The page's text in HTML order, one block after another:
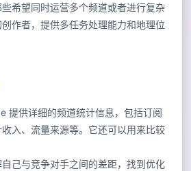
希望同时运营多个频道或者进行复杂
作者，提供多任务处理能力和地理位
提供详细的频道统计信息，包括订阅
入、流量来源等。它还可以用来比较
己与竞争对手之间的差距，找到优化